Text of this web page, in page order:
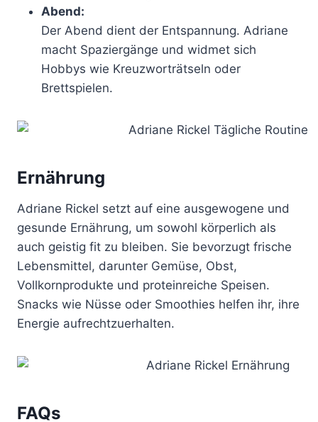
Abend:
Der Abend dient der Entspannung. Adriane
macht Spaziergänge und widmet sich
Hobbys wie Kreuzworträtseln oder
Brettspielen.
Ernährung
Adriane Rickel setzt auf eine ausgewogene und
gesunde Ernährung, um sowohl körperlich als
auch geistig fit zu bleiben. Sie bevorzugt frische
Lebensmittel, darunter Gemüse, Obst,
Vollkornprodukte und proteinreiche Speisen.
Snacks wie Nüsse oder Smoothies helfen ihr, ihre
Energie aufrechtzuerhalten.
FAQs